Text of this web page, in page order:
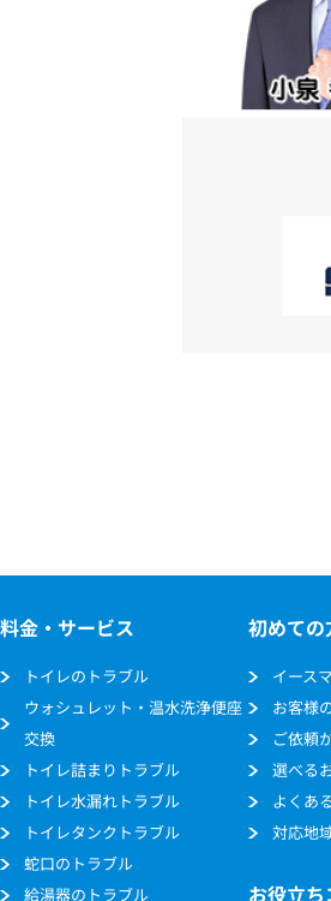
料金・サービス
トイレのトラブル
ウォシュレット・温水洗浄便座
交換
トイレ詰まりトラブル
トイレ水漏れトラブル
トイレタンクトラブル
蛇口のトラブル
給湯器のトラブル
初めての
イース
お客様
ご依頼
選べる
よくあ
対応地
お役立ち